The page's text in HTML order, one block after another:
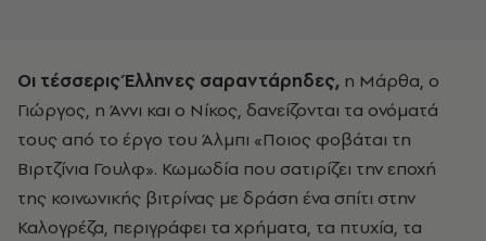
Οι τέσσερις Έλληνες σαραντάρηδες, η Μάρθα, ο
Γιώργος, η Άννι και ο Νίκος, δανείζονται τα ονόματά
τους από το έργο του Άλμπι «Ποιος φοβάται τη
Βιρτζίνια Γουλφ». Κωμωδία που σατιρίζει την εποχή
της κοινωνικής βιτρίνας με δράση ένα σπίτι στην
Καλογρέζα, περιγράφει τα χρήματα, τα πτυχία, τα